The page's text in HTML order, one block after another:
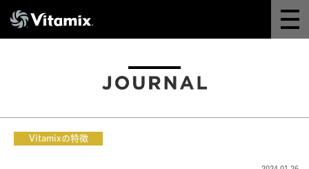
オンラインストア
Vitamixの特徴